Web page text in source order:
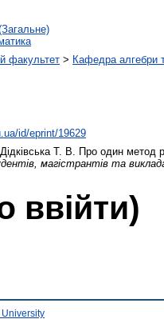
факультет > Кафедра алгебри
id/eprint/19629
Дідківська Т. В. Про один метод
магістрантів та
ввійти)
University